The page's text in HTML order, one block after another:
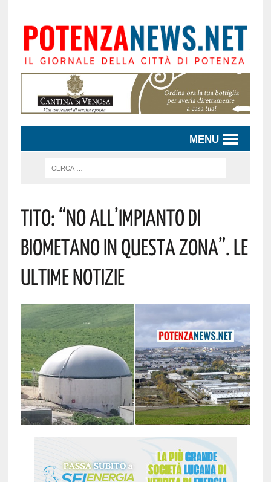
MENU
Tito: “No All’impianto Di
Biometano In Questa Zona”. Le
Ultime Notizie